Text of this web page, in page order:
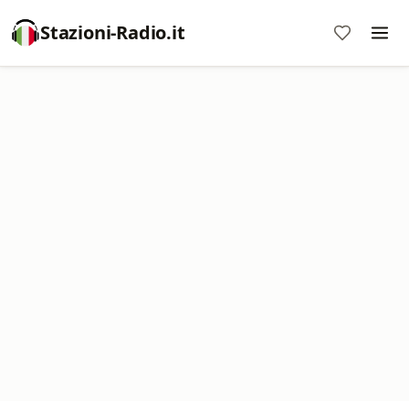
Stazioni-Radio.it